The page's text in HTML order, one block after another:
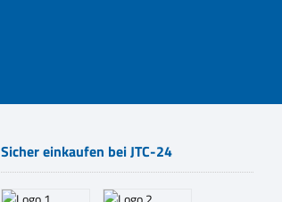
Sicher einkaufen bei JTC-24